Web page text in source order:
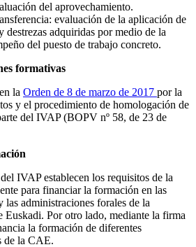
del aprovechamiento.
evaluación de la aplicación de
destrezas adquiridas por medio de la
del puesto de trabajo concreto.
formativas
la Orden de 8 de marzo de 2017 por la
y el procedimiento de homologación de
del IVAP (BOPV nº 58, de 23 de
IVAP establecen los requisitos de la
para financiar la formación en las
las administraciones forales de la
Euskadi. Por otro lado, mediante la firma
la formación de diferentes
de la CAE.